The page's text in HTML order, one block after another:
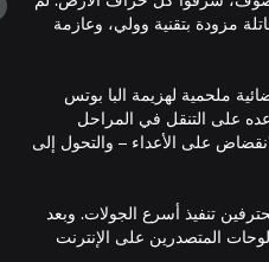
مزودة بتقنية وولي، وعازمة
ملحمية لهزيمة البا بوتس
على التنقل في المراحل
على الأعداء – والتحول إلى
تنفيذ أسرع الجولات. وبعد
المتصدرين على الإنترنت